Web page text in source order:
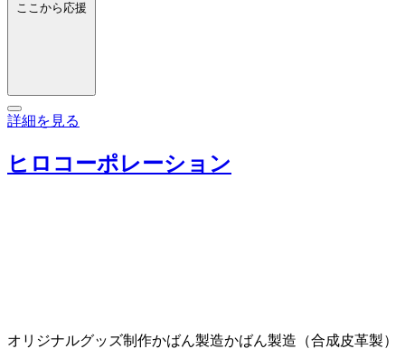
ここから応援
詳細を見る
ヒロコーポレーション
オリジナルグッズ制作かばん製造かばん製造（合成皮革製）